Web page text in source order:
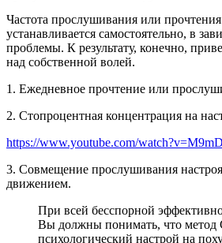
Частота прослушивания или прочтения
устанавливается самостоятельно, в
проблемы. К результату, конечно,
над собственной волей.
1. Ежедневное прочтение или
2. Стопроцентная концентрация на
https://www.youtube.com/
3. Совмещение прослушивания
движением.
При всей бесспорной
Вы должны понимать, что метод
психологический настрой на